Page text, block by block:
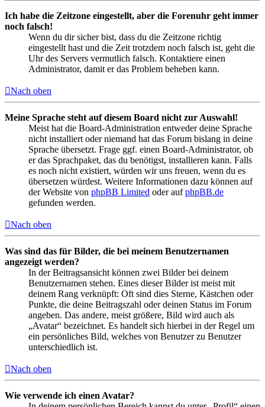
Ich habe die Zeitzone eingestellt, aber die Forenuhr geht immer
noch falsch!
Wenn du dir sicher bist, dass du die Zeitzone richtig
eingestellt hast und die Zeit trotzdem noch falsch ist, geht die
Uhr des Servers vermutlich falsch. Kontaktiere einen
Administrator, damit er das Problem beheben kann.
Nach oben
Meine Sprache steht auf diesem Board nicht zur Auswahl!
Meist hat die Board-Administration entweder deine Sprache
nicht installiert oder niemand hat das Forum bislang in deine
Sprache übersetzt. Frage ggf. einen Board-Administrator, ob
er das Sprachpaket, das du benötigst, installieren kann. Falls
es noch nicht existiert, würden wir uns freuen, wenn du es
übersetzen würdest. Weitere Informationen dazu können auf
der Website von phpBB Limited oder aufphpBB.de
gefunden werden.
Nach oben
Was sind das für Bilder, die bei meinem Benutzernamen
angezeigt werden?
In der Beitragsansicht können zwei Bilder bei deinem
Benutzernamen stehen. Eines dieser Bilder ist meist mit
deinem Rang verknüpft: Oft sind dies Sterne, Kästchen oder
Punkte, die deine Beitragszahl oder deinen Status im Forum
angeben. Das andere, meist größere, Bild wird auch als
„Avatar“ bezeichnet. Es handelt sich hierbei in der Regel um
ein persönliches Bild, welches von Benutzer zu Benutzer
unterschiedlich ist.
Nach oben
Wie verwende ich einen Avatar?